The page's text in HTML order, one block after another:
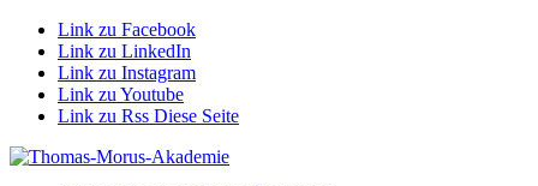
Link zu Facebook
Link zu LinkedIn
Link zu Instagram
Link zu Youtube
Link zu Rss Diese Seite